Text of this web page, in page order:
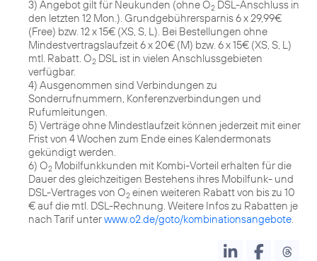
3) Angebot gilt für Neukunden (ohne O2 DSL-Anschluss in
den letzten 12 Mon.). Grundgebührersparnis 6 x 29,99€
(Free) bzw. 12 x 15€ (XS, S, L). Bei Bestellungen ohne
Mindestvertragslaufzeit 6 x 20€ (M) bzw. 6 x 15€ (XS, S, L)
mtl. Rabatt. O2 DSL ist in vielen Anschlussgebieten
verfügbar.
4) Ausgenommen sind Verbindungen zu
Sonderrufnummern, Konferenzverbindungen und
Rufumleitungen.
5) Verträge ohne Mindestlaufzeit können jederzeit mit einer
Frist von 4 Wochen zum Ende eines Kalendermonats
gekündigt werden.
6) O2 Mobilfunkkunden mit Kombi-Vorteil erhalten für die
Dauer des gleichzeitigen Bestehens ihres Mobilfunk- und
DSL-Vertrages von O2 einen weiteren Rabatt von bis zu 10
€ auf die mtl. DSL-Rechnung. Weitere Infos zu Rabatten je
nach Tarif unterwww.o2.de/goto/kombinationsangebote.